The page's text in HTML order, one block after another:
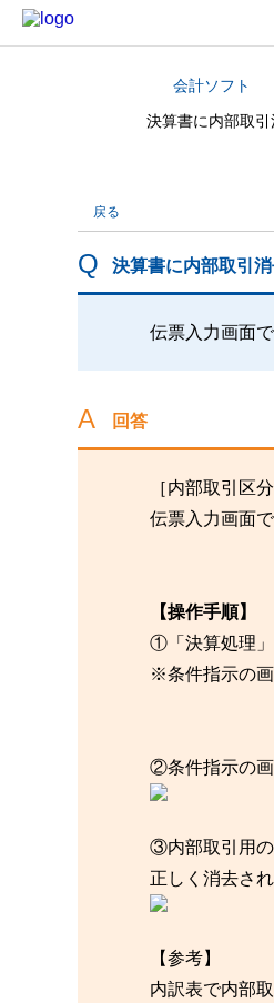
カテゴリから探す
会計ソフト
決算書に内部取
戻る
決算書に内部取引
伝票入力画面
回答
［内部取引区
伝票入力画面
【操作手順】
①「決算処理」
※条件指示の画
②条件指示の画
③内部取引用の
正しく消去さ
【参考】
内訳表で内部